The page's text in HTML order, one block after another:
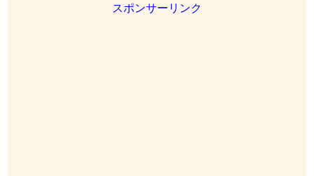
スポンサーリンク